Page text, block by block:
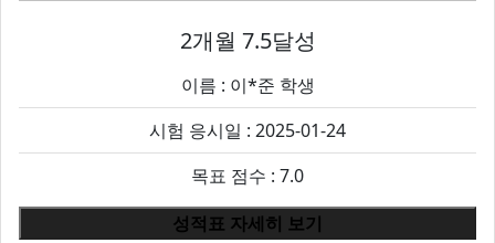
2개월 7.5달성
이름 : 이*준 학생
시험 응시일 : 2025-01-24
목표 점수 : 7.0
성적표 자세히 보기